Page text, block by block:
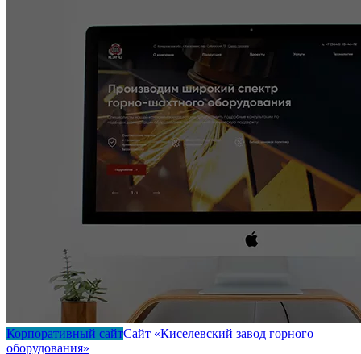
Корпоративный сайтСайт «Киселевский завод горного
оборудования»